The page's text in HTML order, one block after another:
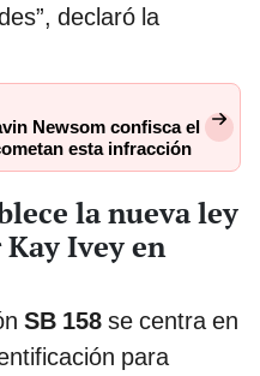
declaró la
Newsom confisca el
esta infracción
la nueva ley
Ivey en
SB 158 se centra en
para